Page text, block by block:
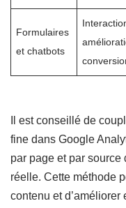
Formulaires
et chatbots
Il est conseillé de
fine dans Google
par page et par source
réelle. Cette méthode
contenu et